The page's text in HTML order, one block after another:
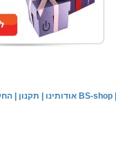
שעון יד לילדים \ הלו
מחיר שוק
המחיר שלך
תקנון אודותינו BS-shop